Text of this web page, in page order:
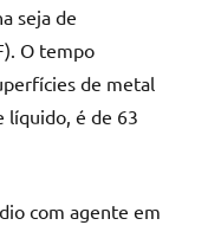
seja de
O tempo
de metal
líquido, é de 63
com agente em